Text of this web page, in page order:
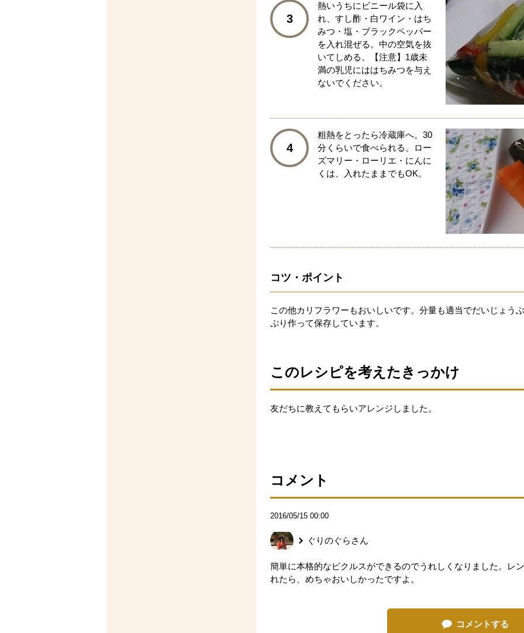
3
熱いうちにビニール袋に入
れ、すし酢・白ワイン・はち
みつ・塩・ブラックペッパー
を入れ混ぜる。中の空気を抜
いてしめる。【注意】1歳未
満の乳児にははちみつを与え
ないでください。
4
粗熱をとったら冷蔵庫へ。30
分くらいで食べられる。ロー
ズマリー・ローリエ・にんに
くは、入れたままでもOK。
コツ・ポイント
この他カリフラワーもおいしいです。分量も適当でだいじょう
ぷり作って保存しています。
このレシピを考えたきっかけ
友だちに教えてもらいアレンジしました。
コメント
2016/05/15 00:00
ぐりのぐら さん
簡単に本格的なピクルスができるのでうれしくなりました。レ
れたら、めちゃおいしかったですよ。
コメントする